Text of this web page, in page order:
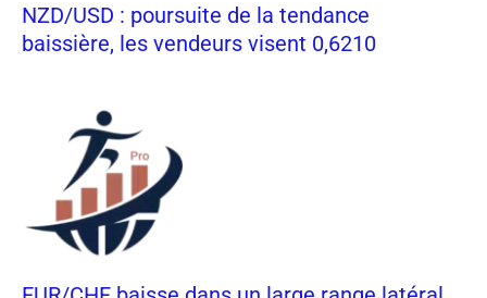
NZD/USD : poursuite de la tendance
baissière, les vendeurs visent 0,6210